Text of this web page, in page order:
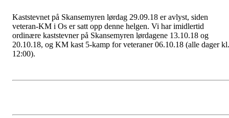
Kaststevnet på Skansemyren lørdag 29.09.18 er avlyst, siden
veteran-KM i Os er satt opp denne helgen. Vi har imidlertid
ordinære kaststevner på Skansemyren lørdagene 13.10.18 og
20.10.18, og KM kast 5-kamp for veteraner 06.10.18 (alle dager kl.
12:00).